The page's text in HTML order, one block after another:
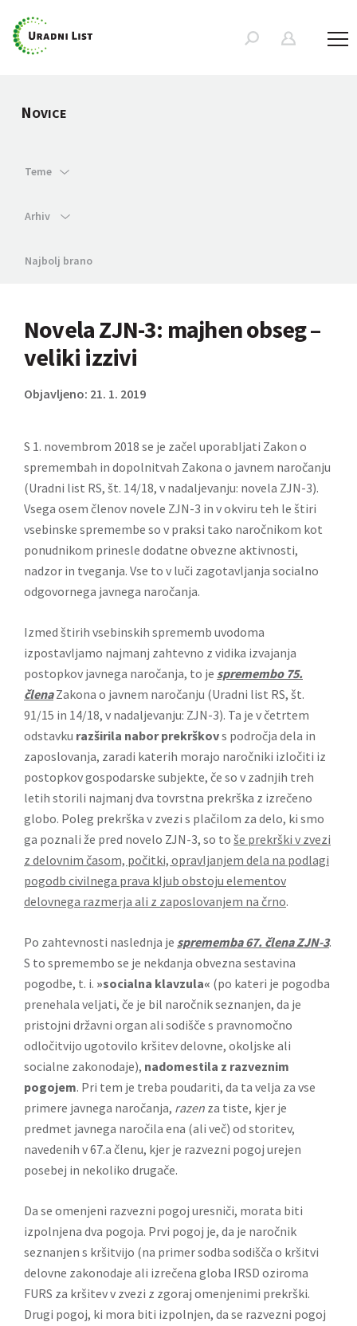
NOVICE
Teme
Arhiv
Najbolj brano
Novela ZJN-3: majhen obseg –
veliki izzivi
Objavljeno: 21. 1. 2019
S 1. novembrom 2018 se je začel uporabljati Zakon o
spremembah in dopolnitvah Zakona o javnem naročanju
(Uradni list RS, št. 14/18, v nadaljevanju: novela ZJN-3).
Vsega osem členov novele ZJN-3 in v okviru teh le štiri
vsebinske spremembe so v praksi tako naročnikom kot
ponudnikom prinesle dodatne obvezne aktivnosti,
nadzor in tveganja. Vse to v luči zagotavljanja socialno
odgovornega javnega naročanja.
Izmed štirih vsebinskih sprememb uvodoma
izpostavljamo najmanj zahtevno z vidika izvajanja
postopkov javnega naročanja, to je spremembo 75.
členaZakona o javnem naročanju (Uradni list RS, št.
91/15 in 14/18, v nadaljevanju: ZJN-3). Ta je v četrtem
odstavku razširila nabor prekrškovs področja dela in
zaposlovanja, zaradi katerih morajo naročniki izločiti iz
postopkov gospodarske subjekte, če so v zadnjih treh
letih storili najmanj dva tovrstna prekrška z izrečeno
globo. Poleg prekrška v zvezi s plačilom za delo, ki smo
ga poznali že pred novelo ZJN-3, so to še prekrški v zvezi
z delovnim časom, počitki, opravljanjem dela na podlagi
pogodb civilnega prava kljub obstoju elementov
delovnega razmerja ali z zaposlovanjem na črno.
Po zahtevnosti naslednja je sprememba 67. člena ZJN-3.
S to spremembo se je nekdanja obvezna sestavina
pogodbe, t. i. »socialna klavzula« (po kateri je pogodba
prenehala veljati, če je bil naročnik seznanjen, da je
pristojni državni organ ali sodišče s pravnomočno
odločitvijo ugotovilo kršitev delovne, okoljske ali
socialne zakonodaje), nadomestila z razveznim
pogojem. Pri tem je treba poudariti, da ta velja za vse
primere javnega naročanja, razen za tiste, kjer je
predmet javnega naročila ena (ali več) od storitev,
navedenih v 67.a členu, kjer je razvezni pogoj urejen
posebej in nekoliko drugače.
Da se omenjeni razvezni pogoj uresniči, morata biti
izpolnjena dva pogoja. Prvi pogoj je, da je naročnik
seznanjen s kršitvijo (na primer sodba sodišča o kršitvi
delovne zakonodaje ali izrečena globa IRSD oziroma
FURS za kršitev v zvezi z zgoraj omenjenimi prekrški.
Drugi pogoj, ki mora biti izpolnjen, da se razvezni pogoj